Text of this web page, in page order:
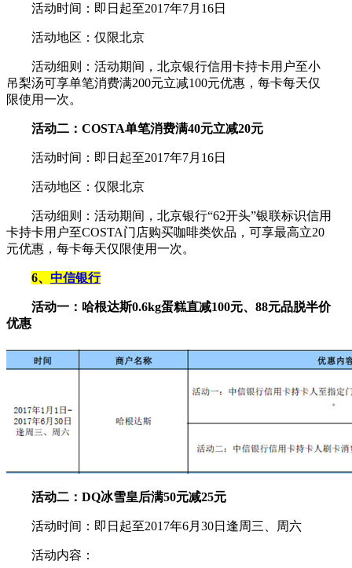
活动时间：即日起至2017年7月16日
活动地区：仅限北京
活动细则：活动期间，北京银行信用卡持卡用户至小
吊梨汤可享单笔消费满200元立减100元优惠，每卡每天仅
限使用一次。
活动二：COSTA单笔消费满40元立减20元
活动时间：即日起至2017年7月16日
活动地区：仅限北京
活动细则：活动期间，北京银行“62开头”银联标识信用
卡持卡用户至COSTA门店购买咖啡类饮品，可享最高立20
元优惠，每卡每天仅限使用一次。
6、 中信银行
活动一：哈根达斯0.6kg蛋糕直减100元、88元品脱半价
优惠
活动二：DQ冰雪皇后满50元减25元
活动时间：即日起至2017年6月30日逢周三、周六
活动内容：